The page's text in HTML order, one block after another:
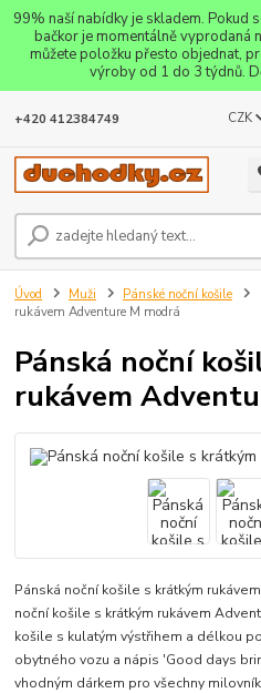
99% naší nabídky je skladem. Pokud
bačkor je momentálně vyprodaná
můžete položku přesto objednat,
výroby od 1 do 3 týdnů.
CZK
+420 412384749
Úvod Muži Pánské noční košile
rukávem Adventure M modrá
Pánská noční
rukávem
Pánská noční košile s krátkým
noční košile s krátkým rukávem
košile s kulatým výstřihem a délkou
obytného vozu a nápis 'Good days
vhodným dárkem pro všechny